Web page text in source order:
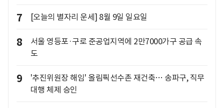
7 [오늘의 별자리 운세] 8월 9일 일요일
8
서울 영등포·구로 준공업지역에 2만7000가구 공급 속
도
9
'추진위원장 해임' 올림픽선수촌 재건축… 송파구, 직무
대행 체제 승인